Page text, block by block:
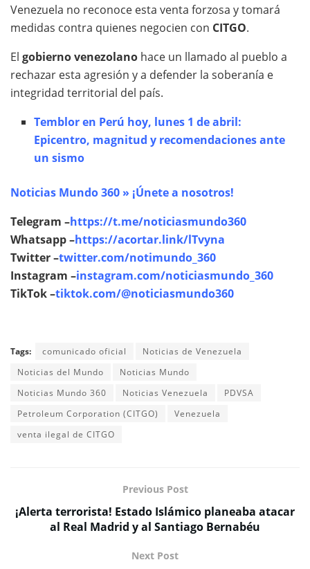
Venezuela no reconoce esta venta forzosa y tomará
medidas contra quienes negocien con CITGO.
El gobierno venezolano hace un llamado al pueblo a
rechazar esta agresión y a defender la soberanía e
integridad territorial del país.
Temblor en Perú hoy, lunes 1 de abril:
Epicentro, magnitud y recomendaciones ante
un sismo
Noticias Mundo 360 » ¡Únete a nosotros!
Telegram –https://t.me/noticiasmundo360
Whatsapp –https://acortar.link/lTvyna
Twitter –twitter.com/notimundo_360
Instagram –instagram.com/noticiasmundo_360
TikTok –tiktok.com/@noticiasmundo360
Tags: comunicado oficial
Noticias de Venezuela
Noticias del Mundo
Noticias Mundo
Noticias Mundo 360
Noticias Venezuela
PDVSA
Petroleum Corporation (CITGO)
Venezuela
venta ilegal de CITGO
Previous Post
¡Alerta terrorista! Estado Islámico planeaba atacar
al Real Madrid y al Santiago Bernabéu
Next Post